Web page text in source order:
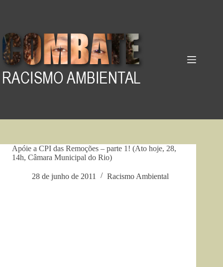
Apóie a CPI das Remoções – parte 1! (Ato hoje, 28,
14h, Câmara Municipal do Rio)
28 de junho de 2011 Racismo Ambiental